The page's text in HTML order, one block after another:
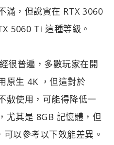
滿，但說實在 RTX 3060
5060 Ti 這種等級。
很普遍，多數玩家在開
原生 4K ，但這對於
敷使用，可能得降低一
尤其是 8GB 記憶體，但
以參考以下效能差異。